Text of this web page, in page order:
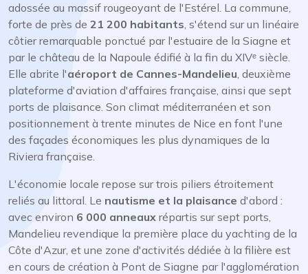
adossée au massif rougeoyant de l'Estérel. La commune,
forte de près de 21 200 habitants, s'étend sur un linéaire
côtier remarquable ponctué par l'estuaire de la Siagne et
par le château de la Napoule édifié à la fin du XIVᵉ siècle.
Elle abrite l'aéroport de Cannes-Mandelieu, deuxième
plateforme d'aviation d'affaires française, ainsi que sept
ports de plaisance. Son climat méditerranéen et son
positionnement à trente minutes de Nice en font l'une
des façades économiques les plus dynamiques de la
Riviera française.
L'économie locale repose sur trois piliers étroitement
reliés au littoral. Le nautisme et la plaisance d'abord :
avec environ 6 000 anneaux répartis sur sept ports,
Mandelieu revendique la première place du yachting de la
Côte d'Azur, et une zone d'activités dédiée à la filière est
en cours de création à Pont de Siagne par l'agglomération